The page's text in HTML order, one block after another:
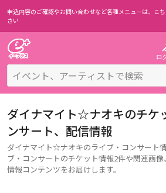
申込内容のご確認やお問い合わせなど各種メニューは、 こ
さい
ロ
ダイナマイト☆ナオキのチケ
ンサート、配信情報
ダイナマイト☆ナオキのライブ・コンサート
ブ・コンサートのチケット情報2件や関連画
情報コンテンツをお届けします。